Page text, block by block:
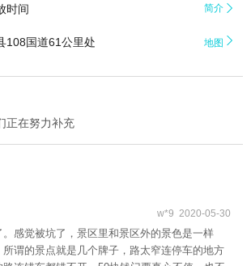
时间 简介 
108国道61公里处 地图 
正在努力补充
w*9 2020-05-30
感觉被坑了，景区里和景区外的景色是一样
谓的景点就是几个牌子，路太窄连停车的地方